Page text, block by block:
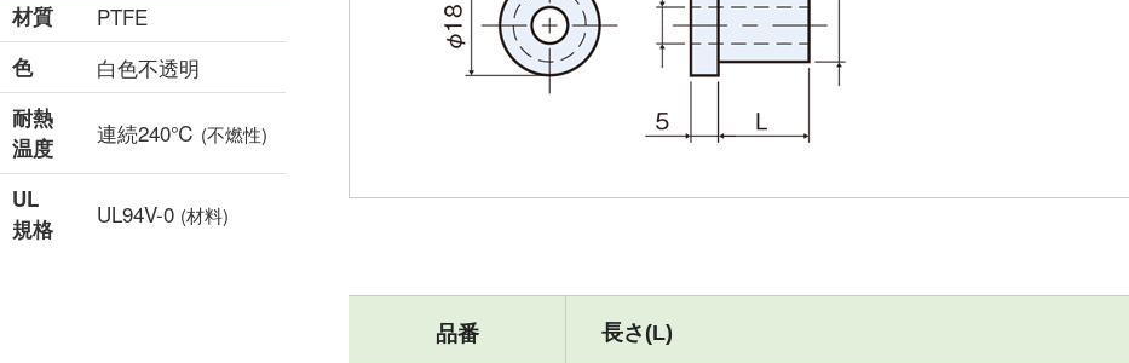
材質
PTFE
色 白色不透明
耐熱
温度
連続240℃ (不燃性)
UL
規格
UL94V-0 (材料)
品番 長さ(L)